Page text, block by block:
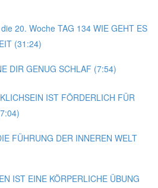
20. Woche TAG 134 WIE GEHT ES
(31:24)
DIR GENUG SCHLAF (7:54)
IST FÖRDERLICH FÜR
FÜHRUNG DER INNEREN WELT
IST EINE KÖRPERLICHE ÜBUNG